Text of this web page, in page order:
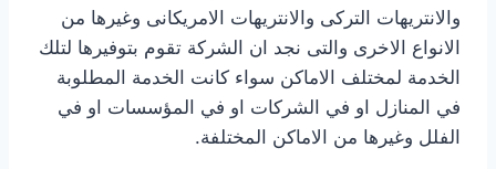
والانتريهات التركى والانتريهات الامريكانى وغيرها من
الانواع الاخرى والتى نجد ان الشركة تقوم بتوفيرها لتلك
الخدمة لمختلف الاماكن سواء كانت الخدمة المطلوبة
في المنازل او في الشركات او في المؤسسات او في
الفلل وغيرها من الاماكن المختلفة.